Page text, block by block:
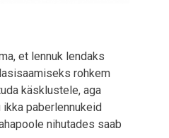
et lennuk lendaks
rohkem
käsklustele, aga
paberlennukeid
nihutades saab